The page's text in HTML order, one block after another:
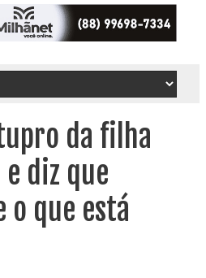
da filha
e diz que
o que está